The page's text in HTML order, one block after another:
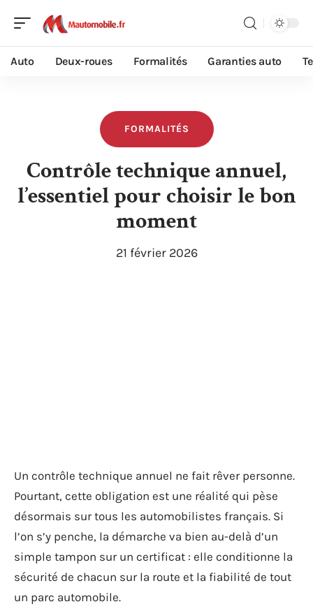
Auto Deux-roues Formalités Garanties auto
FORMALITÉS
Contrôle technique annuel,
l’essentiel pour choisir le bon
moment
21 février 2026
Un contrôle technique annuel ne fait rêver personne.
Pourtant, cette obligation est une réalité qui pèse
désormais sur tous les automobilistes français. Si
l’on s’y penche, la démarche va bien au-delà d’un
simple tampon sur un certificat : elle conditionne la
sécurité de chacun sur la route et la fiabilité de tout
un parc automobile.